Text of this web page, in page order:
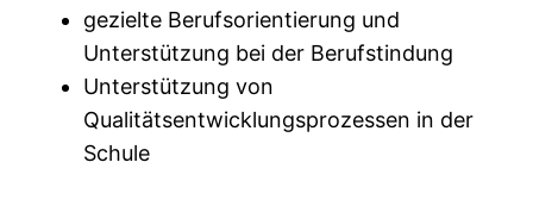
gezielte Berufsorientierung und
Unterstützung bei der Berufstindung
Unterstützung von
Qualitätsentwicklungsprozessen in der
Schule